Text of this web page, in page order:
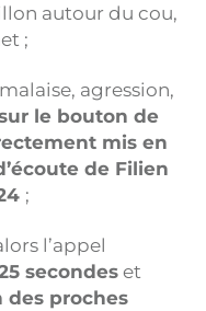
autour du cou,
;
agression,
le bouton de
mis en
de Filien
;
l’appel
secondes et
des proches